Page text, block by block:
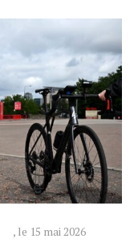
, le 15 mai 2026